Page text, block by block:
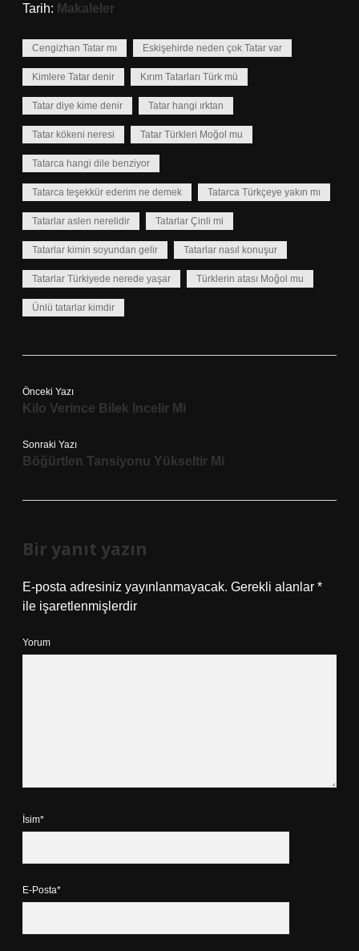
Tarih: Makaleler
Cengizhan Tatar mı Eskişehirde neden çok Tatar var
Kimlere Tatar denir Kırım Tatarları Türk mü
Tatar diye kime denir Tatar hangi ırktan
Tatar kökeni neresi Tatar Türkleri Moğol mu
Tatarca hangi dile benziyor
Tatarca teşekkür ederim ne demek Tatarca Türkçeye yakın mı
Tatarlar aslen nerelidir Tatarlar Çinli mi
Tatarlar kimin soyundan gelir Tatarlar nasıl konuşur
Tatarlar Türkiyede nerede yaşar Türklerin atası Moğol mu
Ünlü tatarlar kimdir
Önceki Yazı
Kilo Verince Bilek Incelir Mi
Sonraki Yazı
Böğürtlen Tansiyonu Yükseltir Mi
Bir yanıt yazın
E-posta adresiniz yayınlanmayacak. Gerekli alanlar *
ile işaretlenmişlerdir
Yorum
İsim*
E-Posta*